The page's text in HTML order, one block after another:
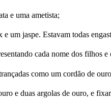
e uma ametista;
um jaspe. Estavam todas
cada nome dos filhos
como um cordão de
e duas argolas de ouro, e